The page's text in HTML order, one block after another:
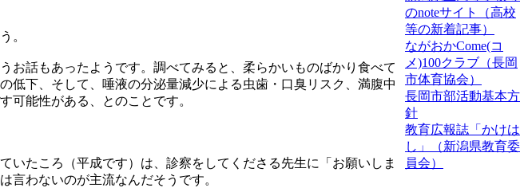
。
お話もあったようです。調べてみると、柔らかいものばかり食べて
低下、そして、唾液の分泌量減少による虫歯・口臭リスク、満腹中
可能性がある、とのことです。
たころ（平成です）は、診察をしてくださる先生に「お願いしま
言わないのが主流なんだそうです。
のnoteサイト（高校
等の新着記事）
ながおかCome(コ
メ)100クラブ（長岡
市体育協会）
長岡市部活動基本方
針
教育広報誌「かけは
し」（新潟県教育委
員会）